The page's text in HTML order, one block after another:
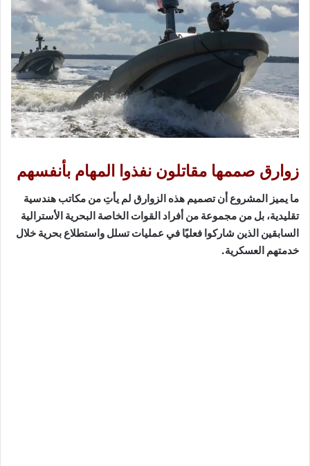
زوارق صممها مقاتلون نفذوا المهام بأنفسهم
ما يميز المشروع أن تصميم هذه الزوارق لم يأتِ من مكاتب هندسية
تقليدية، بل من مجموعة من أفراد القوات الخاصة البحرية الأسترالية
السابقين الذين شاركوا فعليًا في عمليات تسلل واستطلاع بحرية خلال
خدمتهم العسكرية.